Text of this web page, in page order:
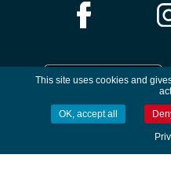
CONTACT /
This site uses cookies and
OK, accept all